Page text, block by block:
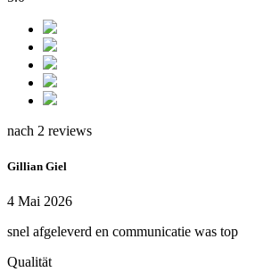
nach 2 reviews
Gillian Giel
4 Mai 2026
snel afgeleverd en communicatie was top
Qualität